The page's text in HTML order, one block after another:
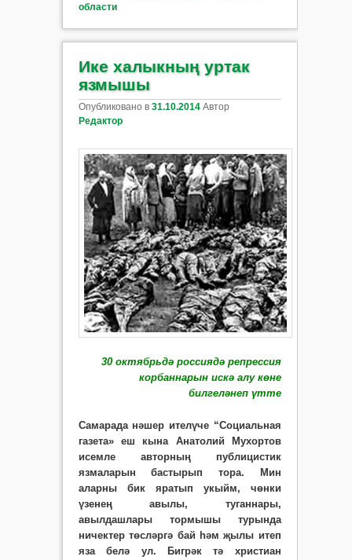
области
Ике халыкның уртак
язмышы
Опубликовано в 31.10.2014 Автор
Редактор
30 октябрьдә россиядә репрессия
корбаннарын искә алу көне
билгеләнеп үтте
Самарада нәшер ителүче “Социальная
газета» еш кына Анатолий Мухортов
исемле авторның публицистик
язмаларын бастырып тора. Мин
аларны бик яратып укыйм, чөнки
үзенең авылы, туганнары,
авылдашлары тормышы турында
ничектер төсләргә бай һәм җылы итеп
яза белә ул. Бигрәк тә христиан